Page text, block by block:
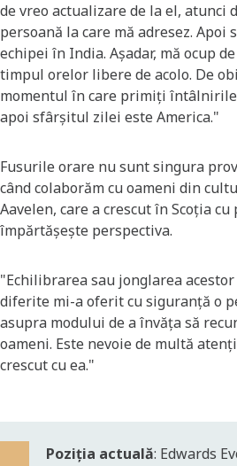
de vreo actualizare de la el, atunci
persoană la care mă adresez. Apoi
echipei în India. Așadar, mă ocup
timpul orelor libere de acolo. De
momentul în care primiți
apoi sfârșitul zilei este America."
Fusurile orare nu sunt singura
când colaborăm cu oameni din
Aavelen, care a crescut în Scoția
împărtășește perspectiva.
"Echilibrarea sau jonglarea
diferite mi-a oferit cu siguranță o
asupra modului de a învăța să
oameni. Este nevoie de multă
crescut cu ea."
Poziția actuală: Edwards